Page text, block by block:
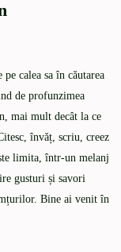
calea sa în căutarea
de profunzimea
mai mult decât la ce
învăț, scriu, creez
limita, într-un melanj
gusturi și savori
Bine ai venit în